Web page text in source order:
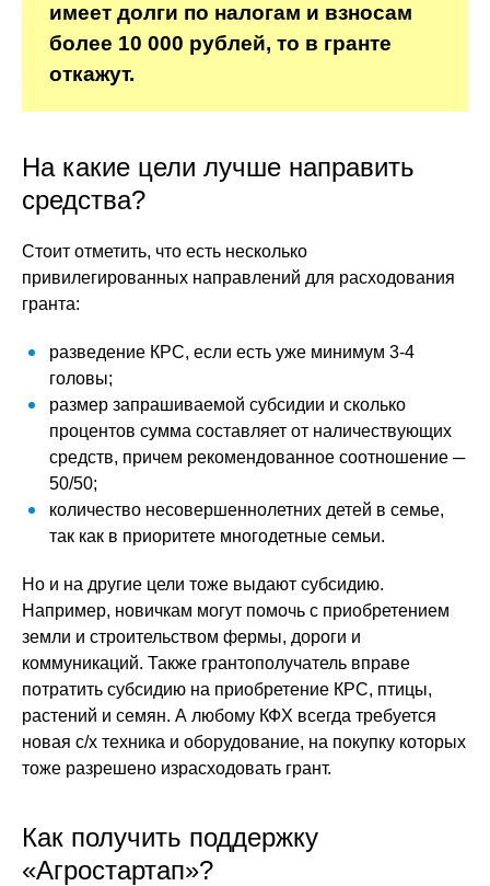
имеет долги по налогам и взносам
более 10 000 рублей, то в гранте
откажут.
На какие цели лучше направить
средства?
Стоит отметить, что есть несколько
привилегированных направлений для расходования
гранта:
разведение КРС, если есть уже минимум 3-4
головы;
размер запрашиваемой субсидии и сколько
процентов сумма составляет от наличествующих
средств, причем рекомендованное соотношение ─
50/50;
количество несовершеннолетних детей в семье,
так как в приоритете многодетные семьи.
Но и на другие цели тоже выдают субсидию.
Например, новичкам могут помочь с приобретением
земли и строительством фермы, дороги и
коммуникаций. Также грантополучатель вправе
потратить субсидию на приобретение КРС, птицы,
растений и семян. А любому КФХ всегда требуется
новая с/х техника и оборудование, на покупку которых
тоже разрешено израсходовать грант.
Как получить поддержку
«Агростартап»?